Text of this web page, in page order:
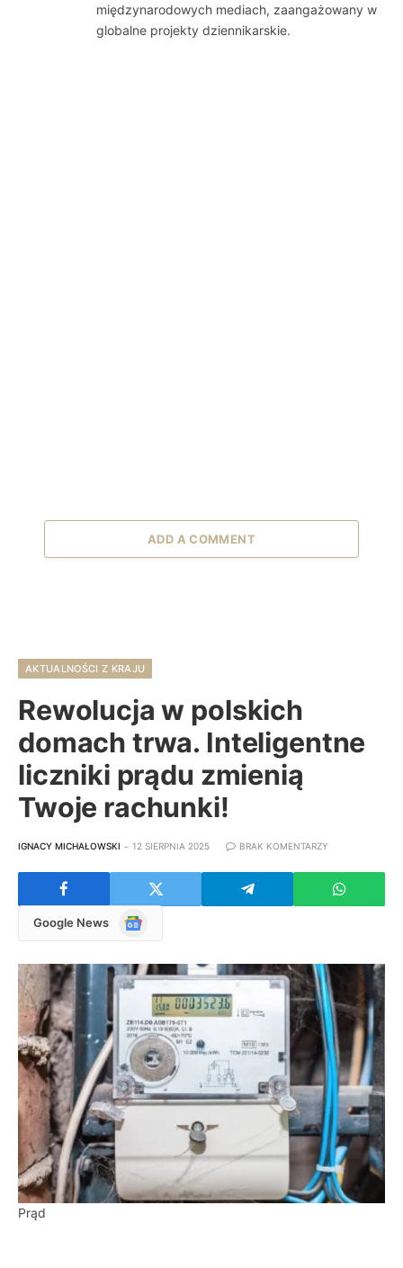
międzynarodowych mediach, zaangażowany w
globalne projekty dziennikarskie.
ADD A COMMENT
AKTUALNOŚCI Z KRAJU
Rewolucja w polskich
domach trwa. Inteligentne
liczniki prądu zmienią
Twoje rachunki!
IGNACY MICHAŁOWSKI 12 SIERPNIA 2025 BRAK KOMENTARZY
Google News
Google
Prąd